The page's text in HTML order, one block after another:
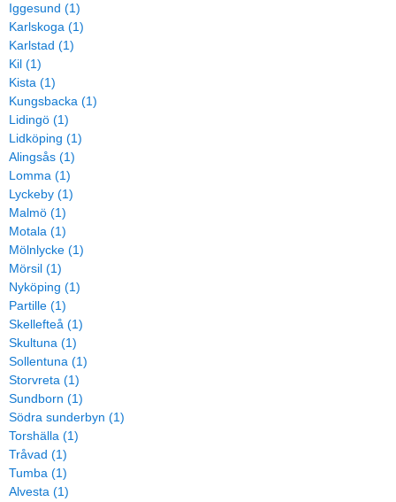
Iggesund (1)
Karlskoga (1)
Karlstad (1)
Kil (1)
Kista (1)
Kungsbacka (1)
Lidingö (1)
Lidköping (1)
Alingsås (1)
Lomma (1)
Lyckeby (1)
Malmö (1)
Motala (1)
Mölnlycke (1)
Mörsil (1)
Nyköping (1)
Partille (1)
Skellefteå (1)
Skultuna (1)
Sollentuna (1)
Storvreta (1)
Sundborn (1)
Södra sunderbyn (1)
Torshälla (1)
Tråvad (1)
Tumba (1)
Alvesta (1)